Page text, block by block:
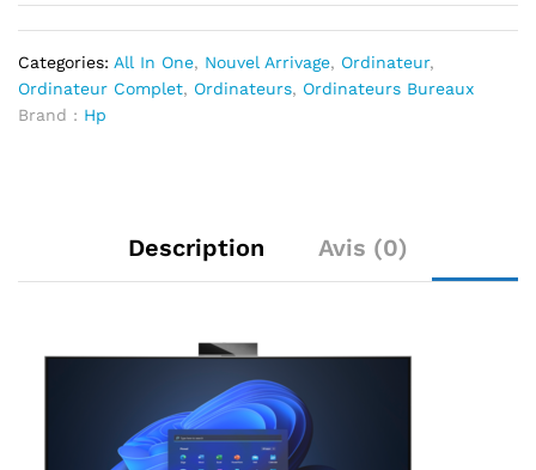
Categories: All In One, Nouvel Arrivage, Ordinateur,
Ordinateur Complet, Ordinateurs, Ordinateurs Bureaux
Brand : Hp
Description Avis (0)